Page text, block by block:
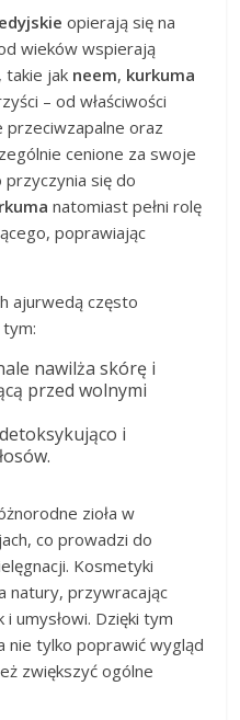
opierają się na
wieków wspierają
takie jak neem, kurkuma
– od właściwości
przeciwzapalne oraz
cenione za swoje
przyczynia się do
natomiast pełni rolę
poprawiając
ajurwedą często
nawilża skórę i
przed wolnymi
i
zioła w
co prowadzi do
Kosmetyki
natury, przywracając
umysłowi. Dzięki tym
nie tylko poprawić wygląd
zwiększyć ogólne